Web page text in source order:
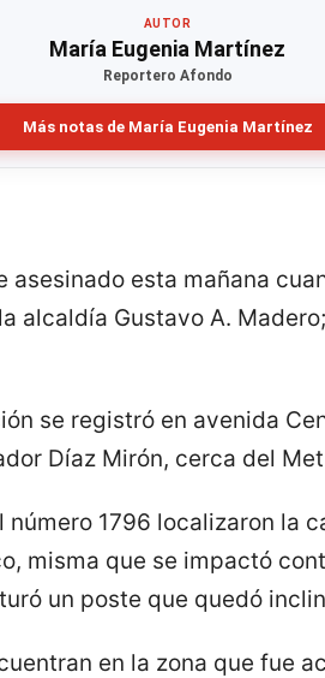
AUTOR
María Eugenia Martínez
Reportero Afondo
Más notas de María Eugenia Martínez
asesinado esta mañana
alcaldía Gustavo A.
se registró en avenida
Díaz Mirón, cerca del
número 1796 localizaron la
misma que se impactó
un poste que quedó
en la zona que fue